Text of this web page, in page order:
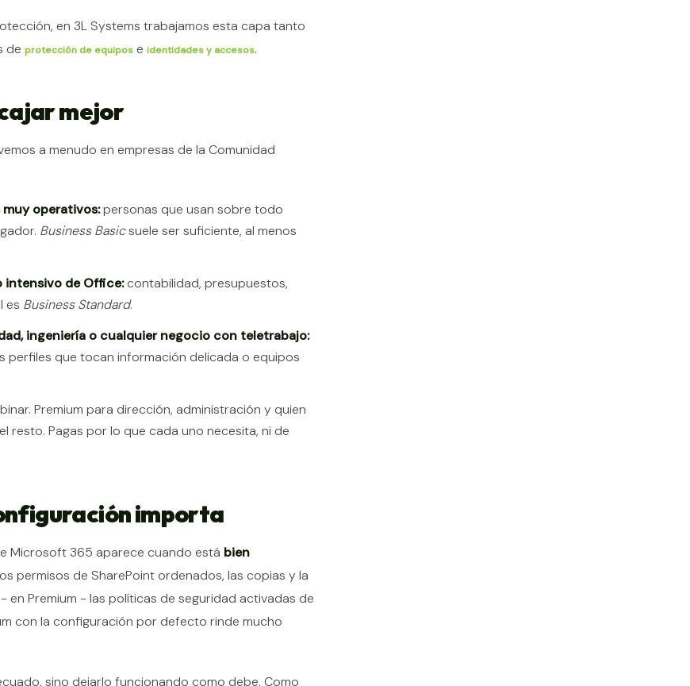
en 3L Systems trabajamos esta capa tanto
de protección de equipos e identidades y accesos.
mejor
a menudo en empresas de la Comunidad
operativos:personas que usan sobre todo
Business Basicsuele ser suficiente, al menos
intensivo de Office:contabilidad, presupuestos,
es Business Standard.
ingeniería o cualquier negocio con teletrabajo:
perfiles que tocan información delicada o equipos
Premium para dirección, administración y quien
resto. Pagas por lo que cada uno necesita, ni de
importa
Microsoft 365 aparece cuando está bien
permisos de SharePoint ordenados, las copias y la
Premium - las políticas de seguridad activadas de
con la configuración por defecto rinde mucho
sino dejarlo funcionando como debe. Como